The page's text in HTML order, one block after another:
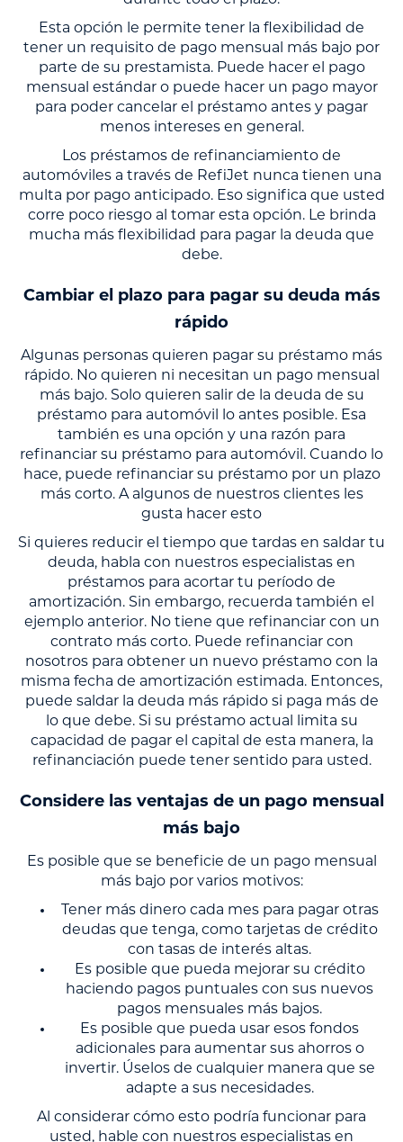
Esta opción le permite tener la flexibilidad de
tener un requisito de pago mensual más bajo por
parte de su prestamista. Puede hacer el pago
mensual estándar o puede hacer un pago mayor
para poder cancelar el préstamo antes y pagar
menos intereses en general.
Los préstamos de refinanciamiento de
automóviles a través de RefiJet nunca tienen una
multa por pago anticipado. Eso significa que usted
corre poco riesgo al tomar esta opción. Le brinda
mucha más flexibilidad para pagar la deuda que
debe.
Cambiar el plazo para pagar su deuda más
rápido
Algunas personas quieren pagar su préstamo más
rápido. No quieren ni necesitan un pago mensual
más bajo. Solo quieren salir de la deuda de su
préstamo para automóvil lo antes posible. Esa
también es una opción y una razón para
refinanciar su préstamo para automóvil. Cuando lo
hace, puede refinanciar su préstamo por un plazo
más corto. A algunos de nuestros clientes les
gusta hacer esto
Si quieres reducir el tiempo que tardas en saldar tu
deuda, habla con nuestros especialistas en
préstamos para acortar tu período de
amortización. Sin embargo, recuerda también el
ejemplo anterior. No tiene que refinanciar con un
contrato más corto. Puede refinanciar con
nosotros para obtener un nuevo préstamo con la
misma fecha de amortización estimada. Entonces,
puede saldar la deuda más rápido si paga más de
lo que debe. Si su préstamo actual limita su
capacidad de pagar el capital de esta manera, la
refinanciación puede tener sentido para usted.
Considere las ventajas de un pago mensual
más bajo
Es posible que se beneficie de un pago mensual
más bajo por varios motivos:
Tener más dinero cada mes para pagar otras
deudas que tenga, como tarjetas de crédito
con tasas de interés altas.
Es posible que pueda mejorar su crédito
haciendo pagos puntuales con sus nuevos
pagos mensuales más bajos.
Es posible que pueda usar esos fondos
adicionales para aumentar sus ahorros o
invertir. Úselos de cualquier manera que se
adapte a sus necesidades.
Al considerar cómo esto podría funcionar para
usted, hable con nuestros especialistas en